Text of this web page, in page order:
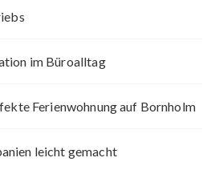
im Büroalltag
Ferienwohnung auf Bornholm
leicht gemacht